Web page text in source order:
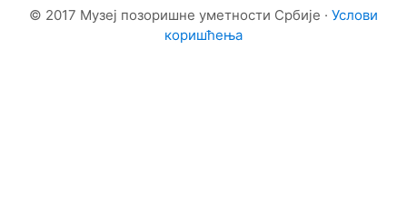
© 2017 Музеј позоришне уметности Србије · Услови
коришћења